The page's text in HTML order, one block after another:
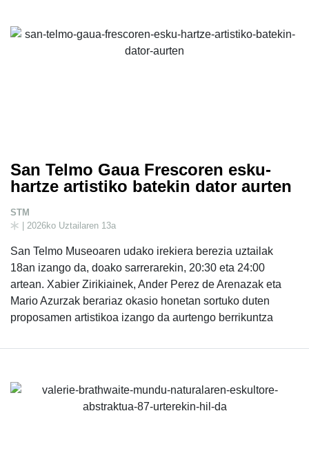
San Telmo Gaua Frescoren esku-
hartze artistiko batekin dator aurten
STM
| 2026ko Uztailaren 13a
San Telmo Museoaren udako irekiera berezia uztailak
18an izango da, doako sarrerarekin, 20:30 eta 24:00
artean. Xabier Zirikiainek, Ander Perez de Arenazak eta
Mario Azurzak berariaz okasio honetan sortuko duten
proposamen artistikoa izango da aurtengo berrikuntza